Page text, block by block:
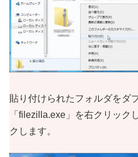
貼り付けられたフォルダをダ
「filezilla.exe」を右クリック
クします。